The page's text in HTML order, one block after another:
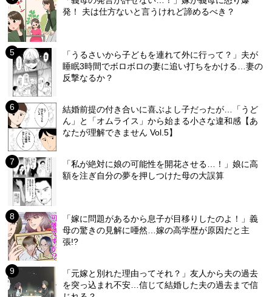
発！ 夫は仕方ないと言うけれど諦めるべき？
「うるさいから子どもを連れて外に行って？」夫が
睡眠3時間でボロボロの妻に追い打ちをかける…妻の
反撃なるか？
結婚前提の付き合いに喜ぶよし子だったが…「うど
ん」と「オムライス」から始まる小さな違和感【あ
なたが理解できません Vol.5】
「私が絶対に娘の可能性を開花させる…！」娘に高
額を注ぎ自分の夢を押しつけた母の大誤算
「嫁に問題があるから息子が目移りしたのよ！」義
母の驚きの見解に唖然…嫁の高学歴が原因だと主
張!?
「元嫁と別れた理由ってそれ？」友人から夫の過去
を突っ込まれ不安…信じて結婚した夫の過去まで信